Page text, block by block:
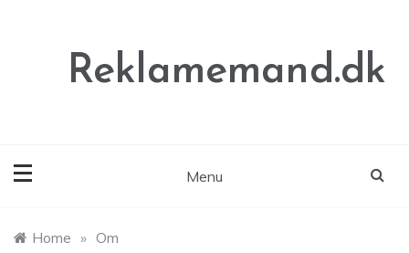
Reklamemand.dk
Menu
Home » Om